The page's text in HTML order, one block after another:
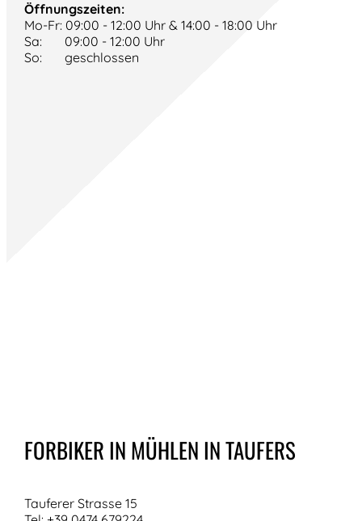
Öffnungszeiten:
Mo-Fr: 09:00 - 12:00 Uhr & 14:00 - 18:00 Uhr
Sa: 09:00 - 12:00 Uhr
So: geschlossen
FORBIKER IN MÜHLEN IN TAUFERS
Tauferer Strasse 15